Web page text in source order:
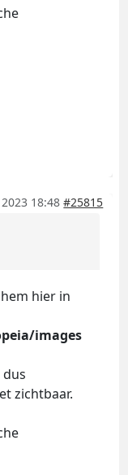
18:48 #25815
hier in
images
zichtbaar.